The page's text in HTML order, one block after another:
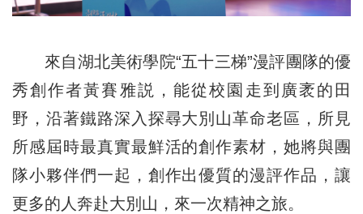
來自湖北美術學院“五十三梯”漫評團隊的優
秀創作者黃賽雅説，能從校園走到廣袤的田
野，沿著鐵路深入探尋大別山革命老區，所見
所感屆時最真實最鮮活的創作素材，她將與團
隊小夥伴們一起，創作出優質的漫評作品，讓
更多的人奔赴大別山，來一次精神之旅。